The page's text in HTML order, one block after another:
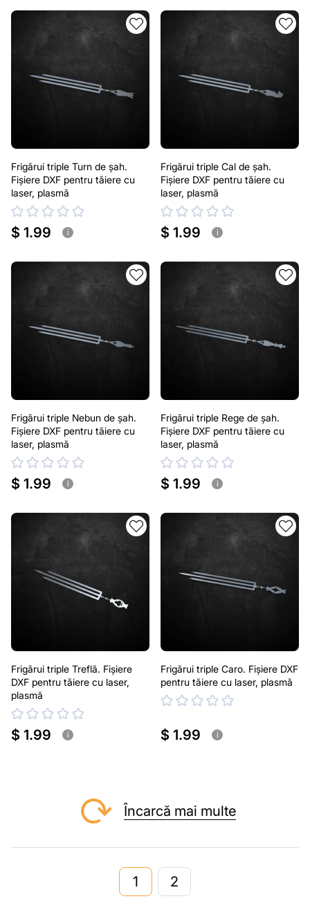
Frigărui triple Turn de șah.
Fișiere DXF pentru tăiere cu
laser, plasmă
$ 1.99 i
Frigărui triple Cal de șah.
Fișiere DXF pentru tăiere cu
laser, plasmă
$ 1.99 i
Frigărui triple Nebun de șah.
Fișiere DXF pentru tăiere cu
laser, plasmă
$ 1.99 i
Frigărui triple Rege de șah.
Fișiere DXF pentru tăiere cu
laser, plasmă
$ 1.99 i
Frigărui triple Treflă. Fișiere
DXF pentru tăiere cu laser,
plasmă
$ 1.99 i
Frigărui triple Caro. Fișiere DXF
pentru tăiere cu laser, plasmă
$ 1.99 i
Încarcă mai multe
1 2